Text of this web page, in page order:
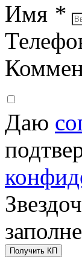
Имя *
Даю
Получить КП